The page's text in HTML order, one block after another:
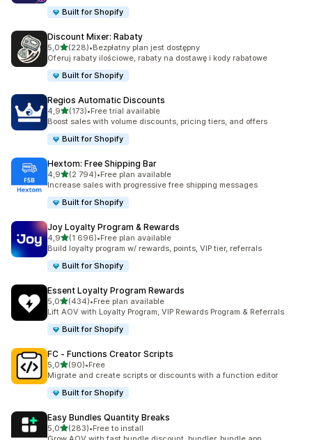
Built for Shopify
Discount Mixer: Rabaty
5,0na 5 gwiazdek
(228)
Łączna liczba recenzji: 228
•Bezpłatny plan jest dostępny
Oferuj rabaty ilościowe, rabaty na dostawę i kody rabatowe
Built for Shopify
Regios Automatic Discounts
4,9na 5 gwiazdek
(173)
Łączna liczba recenzji: 173
•Free trial available
Boost sales with volume discounts, pricing tiers, and offers
Built for Shopify
Hextom: Free Shipping Bar
4,9na 5 gwiazdek
(2 794)
Łączna liczba recenzji: 2794
•Free plan available
Increase sales with progressive free shipping messages
Built for Shopify
Joy Loyalty Program & Rewards
4,9na 5 gwiazdek
(1 696)
Łączna liczba recenzji: 1696
•Free plan available
Build loyalty program w/ rewards, points, VIP tier, referrals
Built for Shopify
Essent Loyalty Program Rewards
5,0na 5 gwiazdek
(434)
Łączna liczba recenzji: 434
•Free plan available
Lift AOV with Loyalty Program, VIP Rewards Program & Referrals
Built for Shopify
FC ‑ Functions Creator Scripts
5,0na 5 gwiazdek
(90)
Łączna liczba recenzji: 90
•Free
Migrate and create scripts or discounts with a function editor
Built for Shopify
Easy Bundles Quantity Breaks
5,0na 5 gwiazdek
(283)
Łączna liczba recenzji: 283
•Free to install